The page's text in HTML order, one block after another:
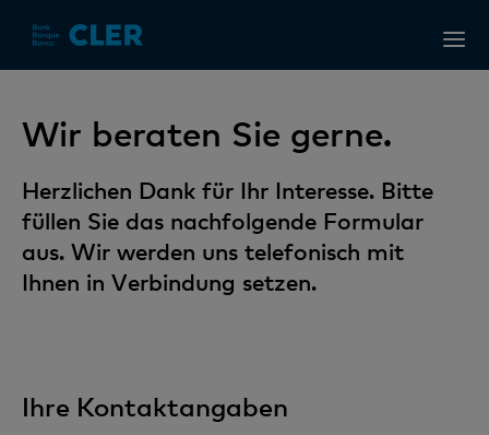
Wir beraten Sie gerne.
Herzlichen Dank für Ihr Interesse. Bitte
füllen Sie das nachfolgende Formular
aus. Wir werden uns telefonisch mit
Ihnen in Verbindung setzen.
Ihre Kontaktangaben